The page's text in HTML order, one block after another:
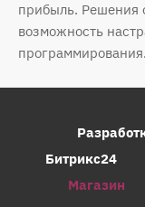
прибыль. Решения
возможность
программирования.
Битрикс24
Магазин